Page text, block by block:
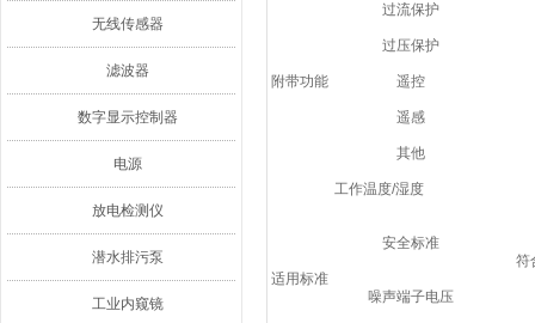
无线传感器
滤波器
数字显示控制器
电源
放电检测仪
潜水排污泵
工业内窥镜
附带功能
过流保护
过压保护
遥控
遥感
其他
工作温度/湿度
适用标准
安全标准
符
噪声端子电压